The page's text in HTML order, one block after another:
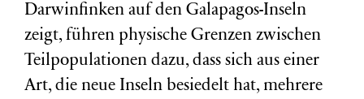
Darwinfinken auf den Galapagos-Inseln
zeigt, führen physische Grenzen zwischen
Teilpopulationen dazu, dass sich aus einer
Art, die neue Inseln besiedelt hat, mehrere